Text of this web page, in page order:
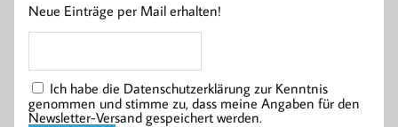
Neue Einträge per Mail erhalten!
Ich habe die Datenschutzerklärung zur Kenntnis
genommen und stimme zu, dass meine Angaben für den
Newsletter-Versand gespeichert werden.